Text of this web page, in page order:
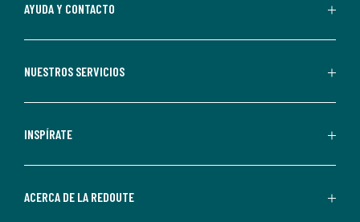
aceptas
comerciales
personalizadas
parte
AYUDA Y CONTACTO
NUESTROS SERVICIOS
INSPÍRATE
ACERCA DE LA REDOUTE